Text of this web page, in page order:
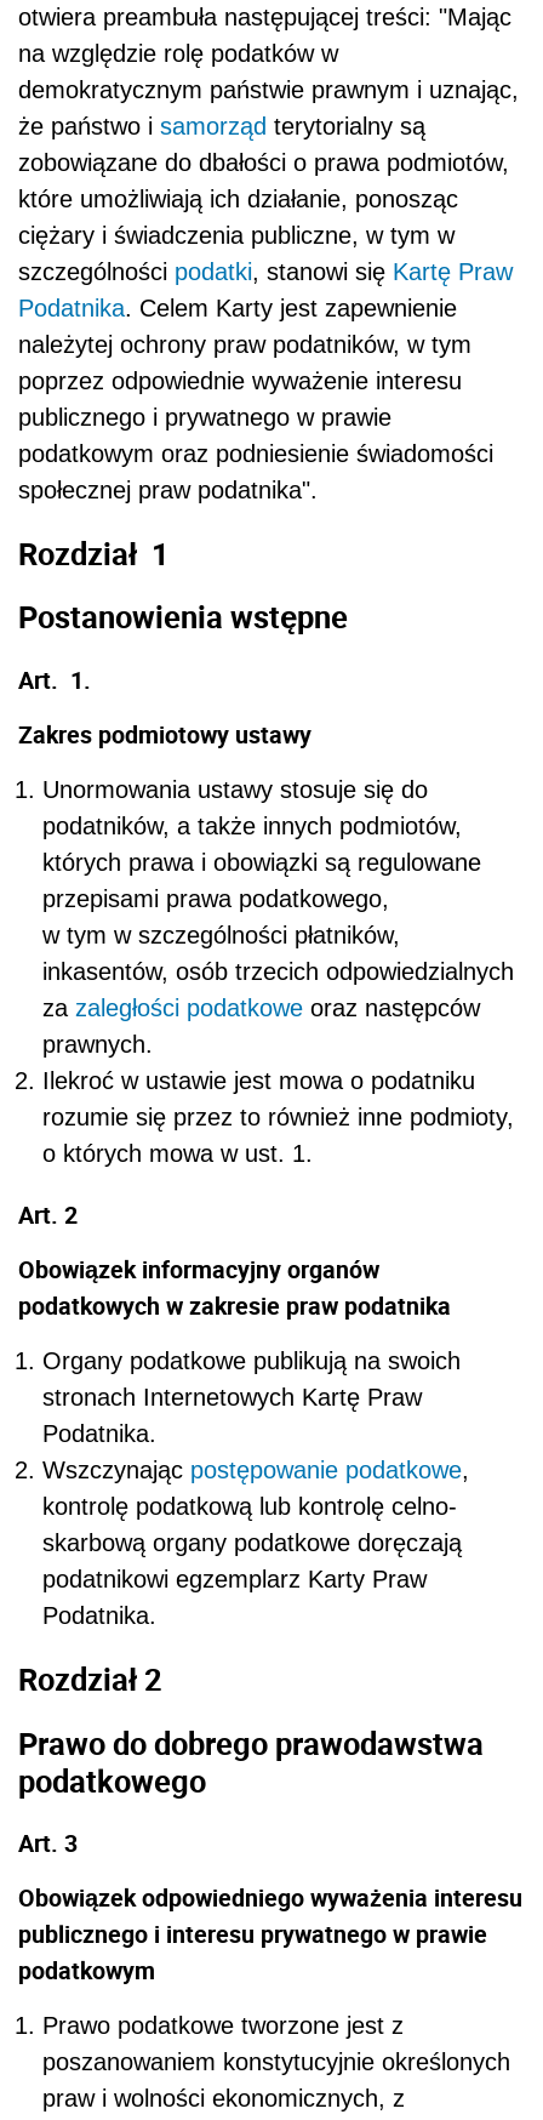
otwiera preambuła następującej treści: "Mając
na względzie rolę podatków w
demokratycznym państwie prawnym i uznając,
że państwo i samorząd terytorialny są
zobowiązane do dbałości o prawa podmiotów,
które umożliwiają ich działanie, ponosząc
ciężary i świadczenia publiczne, w tym w
szczególności podatki, stanowi się Kartę Praw
Podatnika. Celem Karty jest zapewnienie
należytej ochrony praw podatników, w tym
poprzez odpowiednie wyważenie interesu
publicznego i prywatnego w prawie
podatkowym oraz podniesienie świadomości
społecznej praw podatnika".
Rozdział 1
Postanowienia wstępne
Art. 1.
Zakres podmiotowy ustawy
Unormowania ustawy stosuje się do
podatników, a także innych podmiotów,
których prawa i obowiązki są regulowane
przepisami prawa podatkowego,
w tym w szczególności płatników,
inkasentów, osób trzecich odpowiedzialnych
za zaległości podatkowe oraz następców
prawnych.
Ilekroć w ustawie jest mowa o podatniku
rozumie się przez to również inne podmioty,
o których mowa w ust. 1.
Art. 2
Obowiązek informacyjny organów
podatkowych w zakresie praw podatnika
Organy podatkowe publikują na swoich
stronach Internetowych Kartę Praw
Podatnika.
Wszczynając postępowanie podatkowe,
kontrolę podatkową lub kontrolę celno-
skarbową organy podatkowe doręczają
podatnikowi egzemplarz Karty Praw
Podatnika.
Rozdział 2
Prawo do dobrego prawodawstwa
podatkowego
Art. 3
Obowiązek odpowiedniego wyważenia interesu
publicznego i interesu prywatnego w prawie
podatkowym
Prawo podatkowe tworzone jest z
poszanowaniem konstytucyjnie określonych
praw i wolności ekonomicznych, z